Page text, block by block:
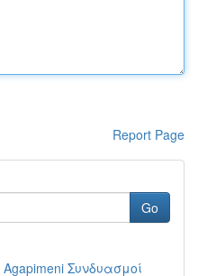
Report Page
Go
Συνδυασμοί